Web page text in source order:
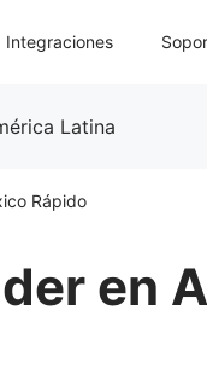
Integraciones
Latina
Rápido
en